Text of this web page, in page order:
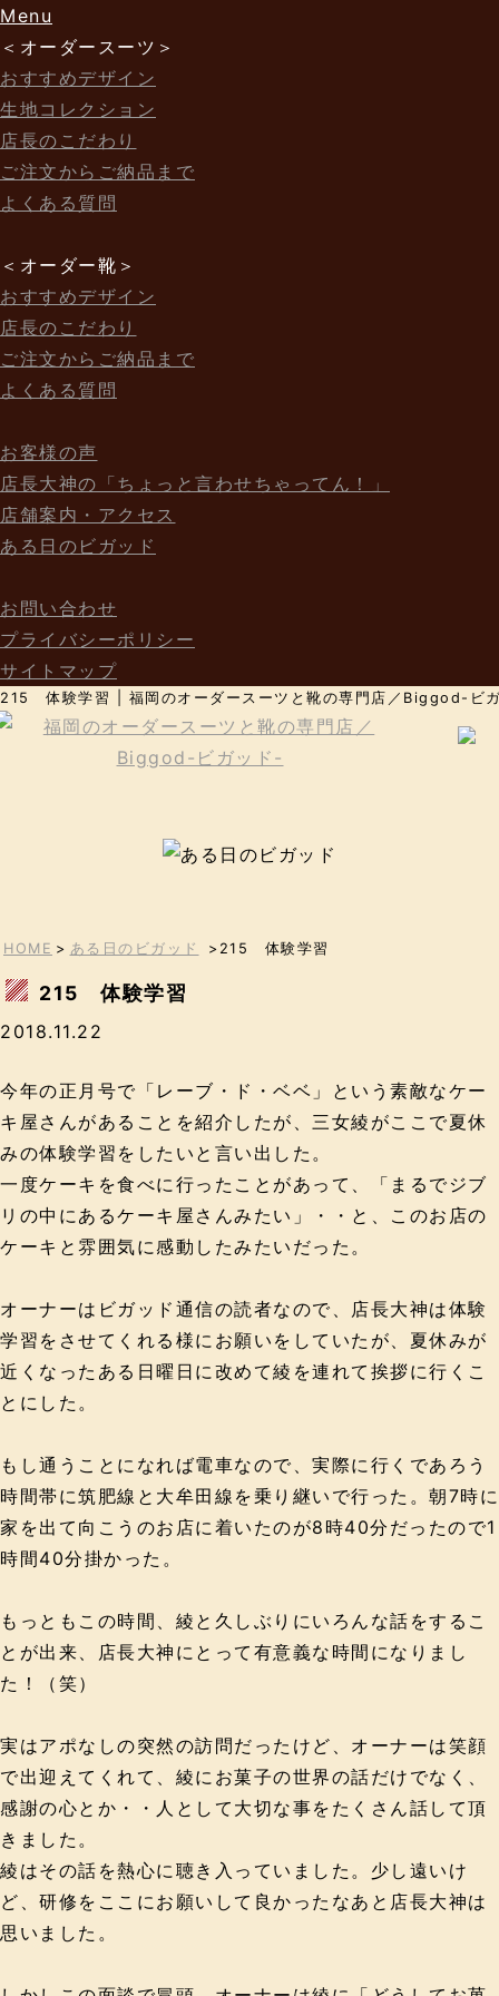
Menu
＜オーダースーツ＞
おすすめデザイン
生地コレクション
店長のこだわり
ご注文からご納品まで
よくある質問
＜オーダー靴＞
おすすめデザイン
店長のこだわり
ご注文からご納品まで
よくある質問
お客様の声
店長大神の「ちょっと言わせちゃってん！」
店舗案内・アクセス
ある日のビガッド
お問い合わせ
プライバシーポリシー
サイトマップ
215 体験学習 | 福岡のオーダースーツと靴の専門店／Biggod-ビ
HOME > ある日のビガッド >215 体験学習
215 体験学習
2018.11.22
今年の正月号で「レーブ・ド・ベベ」という素敵なケー
キ屋さんがあることを紹介したが、三女綾がここで夏休
みの体験学習をしたいと言い出した。
一度ケーキを食べに行ったことがあって、「まるでジブ
リの中にあるケーキ屋さんみたい」・・と、このお店の
ケーキと雰囲気に感動したみたいだった。
オーナーはビガッド通信の読者なので、店長大神は体験
学習をさせてくれる様にお願いをしていたが、夏休みが
近くなったある日曜日に改めて綾を連れて挨拶に行くこ
とにした。
もし通うことになれば電車なので、実際に行くであろう
時間帯に筑肥線と大牟田線を乗り継いで行った。朝7時に
家を出て向こうのお店に着いたのが8時40分だったので1
時間40分掛かった。
もっともこの時間、綾と久しぶりにいろんな話をするこ
とが出来、店長大神にとって有意義な時間になりまし
た！（笑）
実はアポなしの突然の訪問だったけど、オーナーは笑顔
で出迎えてくれて、綾にお菓子の世界の話だけでなく、
感謝の心とか・・人として大切な事をたくさん話して頂
きました。
綾はその話を熱心に聴き入っていました。少し遠いけ
ど、研修をここにお願いして良かったなあと店長大神は
思いました。